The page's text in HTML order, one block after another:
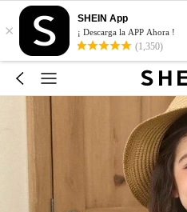
×
SHEIN App
¡ Descarga la APP Ahora !
(1,350)